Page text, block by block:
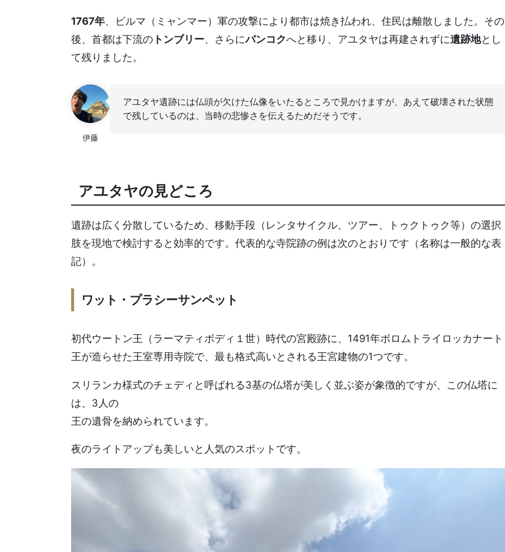
1767年、ビルマ（ミャンマー）軍の攻撃により都市は焼き払われ、住民は離散しました。その
後、首都は下流の トンブリー、さらにバンコクへと移り、アユタヤは再建されずに遺跡地とし
て残りました。
伊藤
アユタヤ遺跡には仏頭が欠けた仏像をいたるところで見かけますが、あえて破壊された状態
で残しているのは、当時の悲惨さを伝えるためだそうです。
アユタヤの見どころ
遺跡は広く分散しているため、移動手段（レンタサイクル、ツアー、トゥクトゥク等）の選択
肢を現地で検討すると効率的です。代表的な寺院跡の例は次のとおりです（名称は一般的な表
記）。
ワット・プラシーサンペット
初代ウートン王（ラーマティボディ１世）時代の宮殿跡に、1491年ボロムトライロッカナート
王が造らせた王室専用寺院で、最も格式高いとされる王宮建物の1つです。
スリランカ様式のチェディと呼ばれる3基の仏塔が美しく並ぶ姿が象徴的ですが、この仏塔に
は、3人の
王の遺骨を納められています。
夜のライトアップも美しいと人気のスポットです。